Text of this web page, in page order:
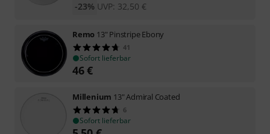
UVP: 32,50 €
-23%
Remo 13" Pinstripe Ebony
41
Sofort lieferbar
46€
Millenium 13" Admiral Coated
6
Sofort lieferbar